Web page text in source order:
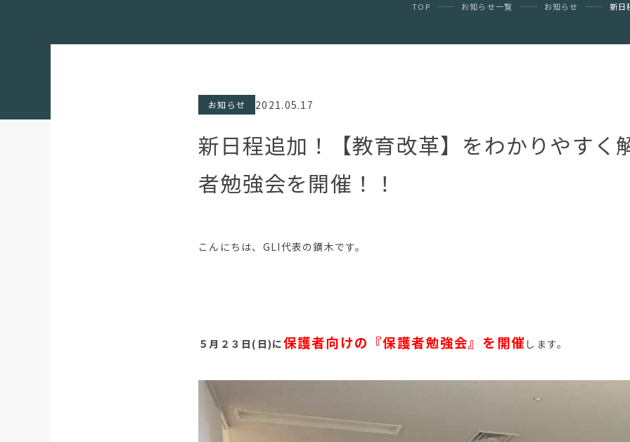
TOP お知らせ一覧 お知らせ 新日
お知らせ 2021.05.17
新日程追加！【教育改革】をわかりやすく
者勉強会を開催！！
こんにちは、GLI代表の鏑木です。
５月２３日(日)に保護者向けの『保護者勉強会』を開催 します。